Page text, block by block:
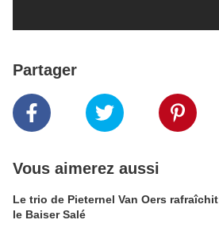
Partager
Vous aimerez aussi
Le trio de Pieternel Van Oers rafraîchit
le Baiser Salé